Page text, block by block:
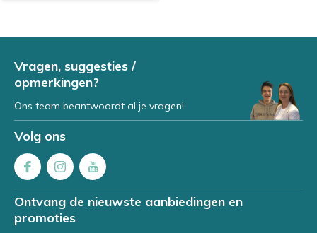
Vragen, suggesties /
opmerkingen?
Ons team beantwoordt al je vragen!
Volg ons
Ontvang de nieuwste aanbiedingen en
promoties